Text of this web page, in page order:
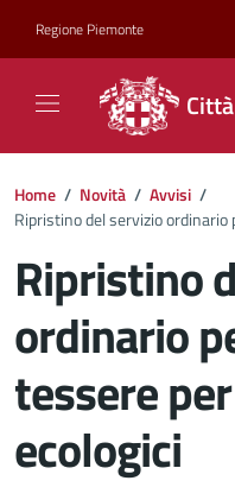
Regione Piemonte
Home / Novità / Avvisi /
Ripristino del servizio ordinario
Ripristino
ordinario
tessere
ecologici